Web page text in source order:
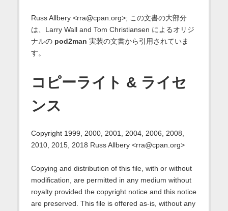
Russ Allbery <rra@cpan.org>; この文書の大部分
は、Larry Wall and Tom Christiansen によるオリジ
ナルの pod2man 実装の文書から引用されていま
す。
コピーライト & ライセ
ンス
Copyright 1999, 2000, 2001, 2004, 2006, 2008,
2010, 2015, 2018 Russ Allbery <rra@cpan.org>
Copying and distribution of this file, with or without
modification, are permitted in any medium without
royalty provided the copyright notice and this notice
are preserved. This file is offered as-is, without any